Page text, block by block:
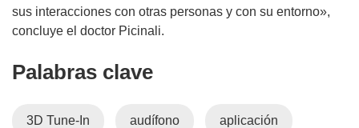
a
)
sus interacciones con otras personas y con su entorno»,
concluye el doctor Picinali.
Palabras clave
3D Tune-In audífono aplicación